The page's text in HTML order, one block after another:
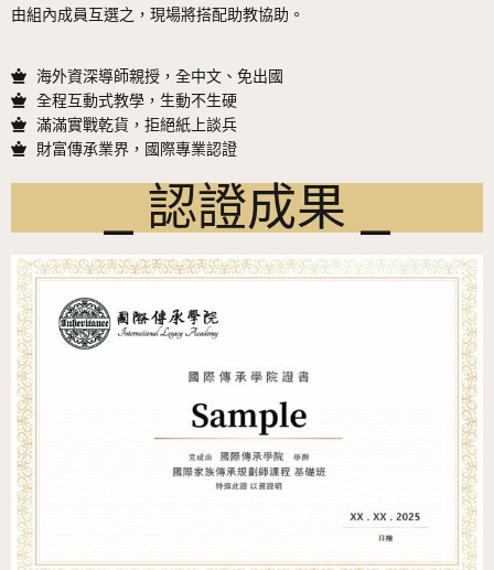
由組內成員互選之，現場將搭配助教協助。
海外資深導師親授，全中文、免出國
全程互動式教學，生動不生硬
滿滿實戰乾貨，拒絕紙上談兵
財富傳承業界，國際專業認證
⎯ 認證成果 ⎯